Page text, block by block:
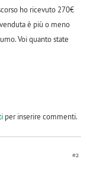
ho ricevuto 270€
è più o meno
Voi quanto state
per inserire commenti.
#2